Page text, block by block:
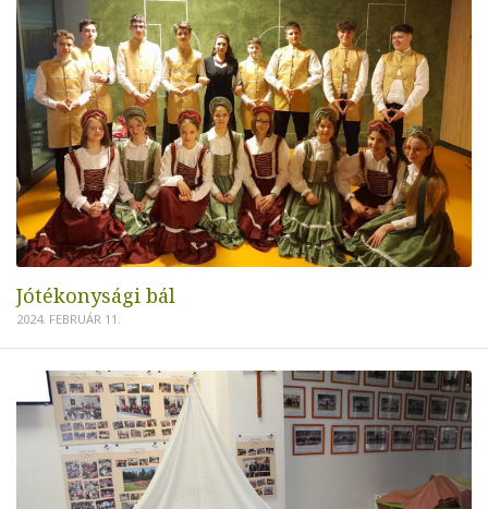
Jótékonysági bál
2024. FEBRUÁR 11.